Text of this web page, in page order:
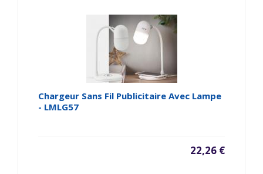
Chargeur Sans Fil Publicitaire Avec Lampe
- LMLG57
22,26 €